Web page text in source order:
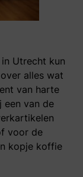
Utrecht kun
alles wat
van harte
van de
voor de
kopje koffie